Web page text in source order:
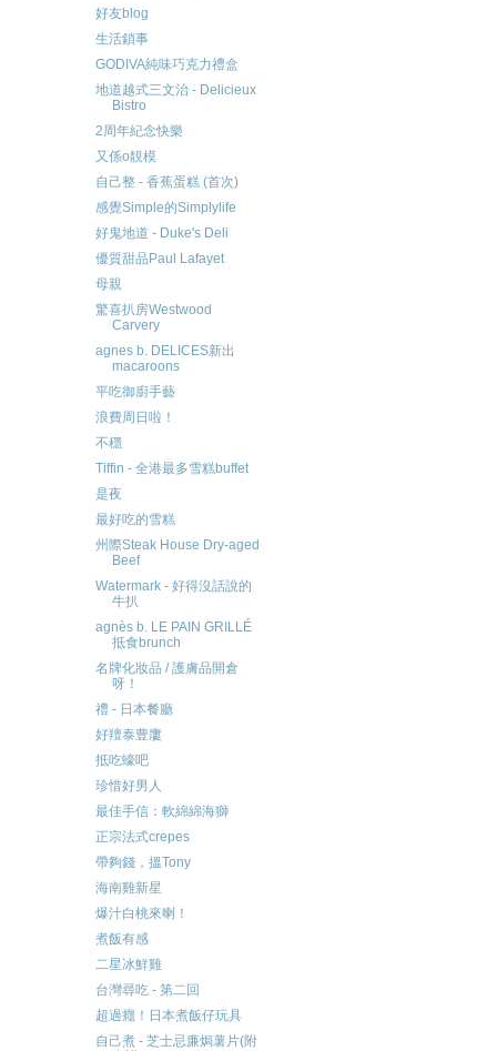
好友blog
生活鎖事
GODIVA純味巧克力禮盒
地道越式三文治 - Delicieux
Bistro
2周年紀念快樂
又係o靚模
自己整 - 香蕉蛋糕 (首次)
感覺Simple的Simplylife
好鬼地道 - Duke's Deli
優質甜品Paul Lafayet
母親
驚喜扒房Westwood
Carvery
agnes b. DELICES新出
macaroons
平吃御廚手藝
浪費周日啦！
不穩
Tiffin - 全港最多雪糕buffet
是夜
最好吃的雪糕
州際Steak House Dry-aged
Beef
Watermark - 好得沒話說的
牛扒
agnès b. LE PAIN GRILLÉ
抵食brunch
名牌化妝品 / 護膚品開倉
呀！
禮 - 日本餐廳
好羶泰豊廔
抵吃蠔吧
珍惜好男人
最佳手信：軟綿綿海獅
正宗法式crepes
帶夠錢，搵Tony
海南雞新星
爆汁白桃來喇！
煮飯有感
二星冰鮮雞
台灣尋吃 - 第二回
超過癮！日本煮飯仔玩具
自己煮 - 芝士忌廉焗薯片(附